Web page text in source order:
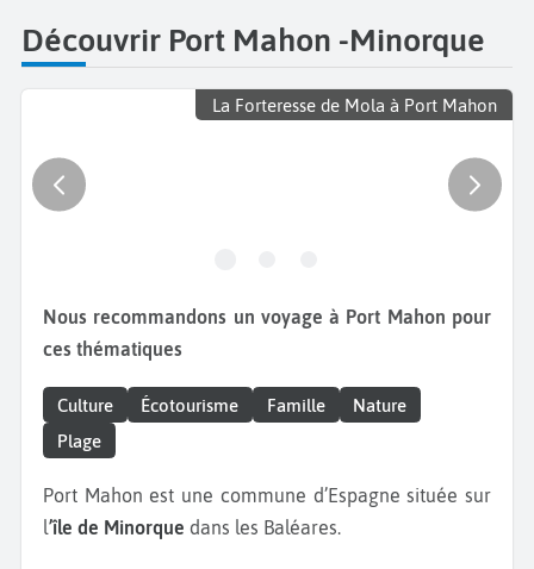
Découvrir Port Mahon -Minorque
La Forteresse de Mola à Port Mahon
Nous recommandons un voyage à Port Mahon pour
ces thématiques
Culture Écotourisme Famille
Nature
Plage
Port Mahon est une commune d’Espagne située sur
l’île de Minorque dans les Baléares.